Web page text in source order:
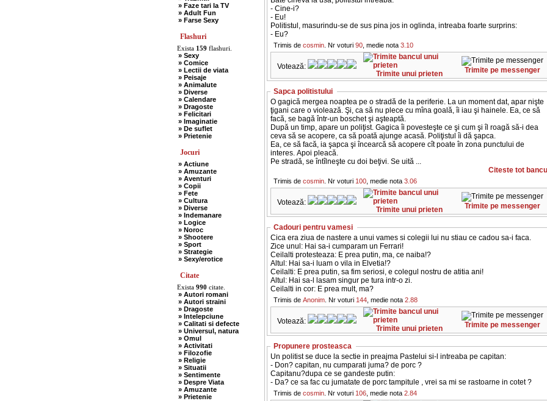
» Faze tari la TV
» Adult Fun
» Farse Sexy
Flashuri
Exista 159 flashuri.
» Sexy
» Comice
» Lectii de viata
» Peisaje
» Animalute
» Diverse
» Calendare
» Dragoste
» Felicitari
» Imaginatie
» De suflet
» Prietenie
Jocuri
» Actiune
» Amuzante
» Aventuri
» Copii
» Fete
» Cultura
» Diverse
» Indemanare
» Logice
» Noroc
» Shootere
» Sport
» Strategie
» Sexy/erotice
Citate
Exista 990 citate.
» Autori romani
» Autori straini
» Dragoste
» Intelepciune
» Calitati si defecte
» Universul, natura
» Omul
» Activitati
» Filozofie
» Religie
» Situatii
» Sentimente
» Despre Viata
» Amuzante
» Prietenie
- Cine-i?
- Eu!
Politistul, masurindu-se de sus pina jos in oglinda, intreaba foarte surprins:
- Eu?
Trimis de cosmin. Nr voturi 90, medie nota 3.10
Votează:
Trimite unui prieten
Trimite pe messenger
Sapca politistului
O gagică mergea noaptea pe o stradă de la periferie. La un moment dat, apar nişte
ţigani care o violează. Şi, ca să nu plece cu mîna goală, îi iau şi hainele. Ea, ce să
facă, se bagă într-un boschet şi aşteaptă.
După un timp, apare un poliţist. Gagica îi povesteşte ce şi cum şi îl roagă să-i dea
ceva să se acopere, ca să poată ajunge acasă. Poliţistul îi dă şapca.
Ea, ce să facă, ia şapca şi încearcă să acopere cît poate în zona punctului de
interes. Apoi pleacă.
Pe stradă, se întîlneşte cu doi beţivi. Se uită ...
Citeste tot
Trimis de cosmin. Nr voturi 100, medie nota 3.06
Votează:
Trimite unui prieten
Trimite pe messenger
Cadouri pentru vamesi
Cica era ziua de nastere a unui vames si colegii lui nu stiau ce cadou sa-i faca.
Zice unul: Hai sa-i cumparam un Ferrari!
Ceilalti protesteaza: E prea putin, ma, ce naiba!?
Altul: Hai sa-i luam o vila in Elvetia!?
Ceilalti: E prea putin, sa fim seriosi, e colegul nostru de atitia ani!
Altul: Hai sa-l lasam singur pe tura intr-o zi.
Ceilalti in cor: E prea mult, ma?
Trimis de Anonim. Nr voturi 144, medie nota 2.88
Votează:
Trimite unui prieten
Trimite pe messenger
Propunere prosteasca
Un politist se duce la sectie in preajma Pastelui si-l intreaba pe capitan:
- Don? capitan, nu cumparati juma? de porc ?
Capitanu?dupa ce se gandeste putin:
- Da? ce sa fac cu jumatate de porc tampitule , vrei sa mi se rastoarne in cotet ?
Trimis de cosmin. Nr voturi 106, medie nota 2.84